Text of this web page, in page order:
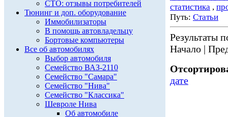
СТО: отзывы потребителей
Тюнинг и доп. оборудование
Иммобилизаторы
В помощь автовладельцу
Бортовые компьютеры
Все об автомобилях
Выбор автомобиля
Семейство ВАЗ-2110
Семейство "Самара"
Семейство "Нива"
Семейство "Классика"
Шевроле Нива
Об автомобиле
статистика ,
Путь: Статьи
Результаты
Начало |
дате